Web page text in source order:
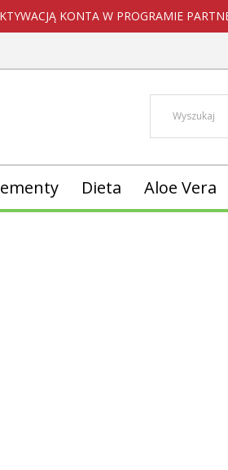
KONTA W PROGRAMIE
Dieta Aloe Vera